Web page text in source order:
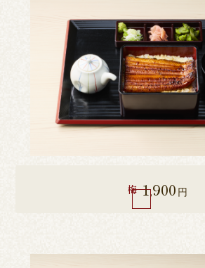
梅 1,900 円